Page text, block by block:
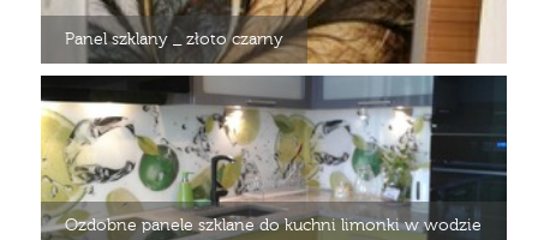
Panel szklany _ złoto czarny
Ozdobne panele szklane do kuchni limonki w wodzie